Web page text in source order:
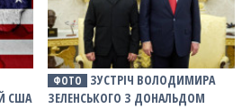
США
ФОТО
ЗУСТРІЧ ВОЛОДИМИРА
ЗЕЛЕНСЬКОГО З ДОНАЛЬДОМ